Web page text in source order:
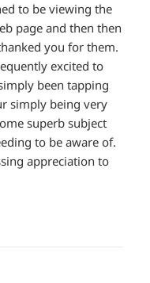
to be viewing the
page and then then
you for them.
excited to
been tapping
simply being very
superb subject
to be aware of.
appreciation to